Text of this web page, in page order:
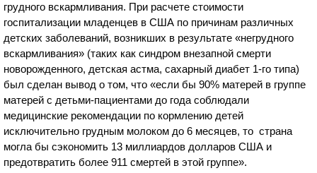
грудного вскармливания. При расчете стоимости
госпитализации младенцев в США по причинам различных
детских заболеваний, возникших в результате «негрудного
вскармливания» (таких как синдром внезапной смерти
новорожденного, детская астма, сахарный диабет 1-го типа)
был сделан вывод о том, что «если бы 90% матерей в группе
матерей с детьми-пациентами до года соблюдали
медицинские рекомендации по кормлению детей
исключительно грудным молоком до 6 месяцев, то страна
могла бы сэкономить 13 миллиардов долларов США и
предотвратить более 911 смертей в этой группе».